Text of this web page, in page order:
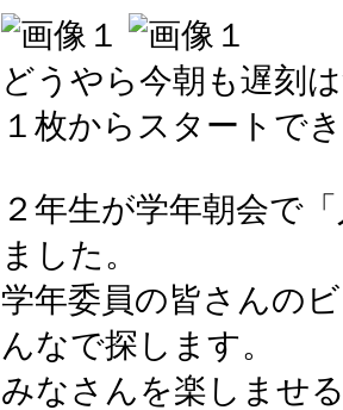
どうやら今朝も遅刻
１枚からスタートで
２年生が学年朝会で
ました。
学年委員の皆さんの
んなで探します。
みなさんを楽しませ